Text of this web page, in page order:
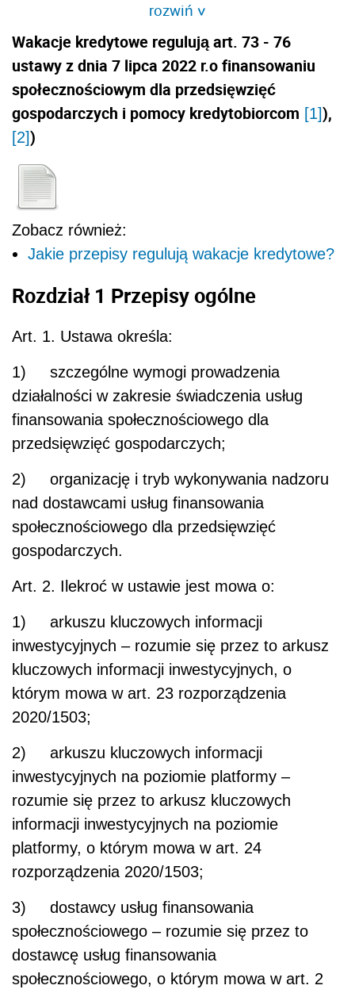
rozwiń>
Wakacje kredytowe regulują art. 73 - 76
ustawyz dnia 7 lipca 2022 r.o finansowaniu
społecznościowym dla przedsięwzięć
gospodarczych i pomocy kredytobiorcom [1]),
[2])
Zobacz również:
Jakie przepisy regulują wakacje kredytowe?
Rozdział 1 Przepisy ogólne
Art. 1. Ustawa określa:
1) szczególne wymogi prowadzenia
działalności w zakresie świadczenia usług
finansowania społecznościowego dla
przedsięwzięć gospodarczych;
2) organizację i tryb wykonywania nadzoru
nad dostawcami usług finansowania
społecznościowego dla przedsięwzięć
gospodarczych.
Art. 2. Ilekroć w ustawie jest mowa o:
1) arkuszu kluczowych informacji
inwestycyjnych – rozumie się przez to arkusz
kluczowych informacji inwestycyjnych, o
którym mowa w art. 23 rozporządzenia
2020/1503;
2) arkuszu kluczowych informacji
inwestycyjnych na poziomie platformy –
rozumie się przez to arkusz kluczowych
informacji inwestycyjnych na poziomie
platformy, o którym mowa w art. 24
rozporządzenia 2020/1503;
3) dostawcy usług finansowania
społecznościowego – rozumie się przez to
dostawcę usług finansowania
społecznościowego, o którym mowa w art. 2